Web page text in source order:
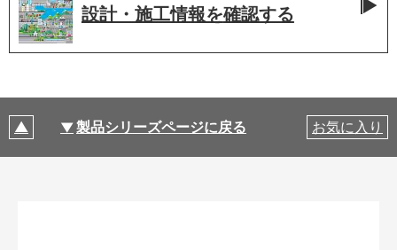
設計・施工情報を確認する
製品シリーズページに戻る お気に入り